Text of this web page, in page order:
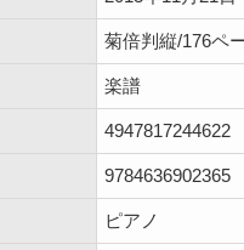
菊倍判縦/176ペ
楽譜
4947817244622
9784636902365
ピアノ